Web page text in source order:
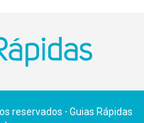
reservados ⋅ Guias Rápidas